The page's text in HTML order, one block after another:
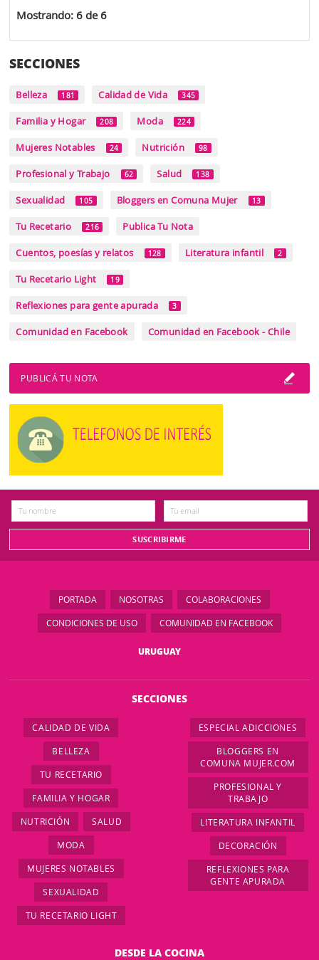
Mostrando: 6 de 6
SECCIONES
Belleza 181 Calidad de Vida 345
Familia y Hogar 208 Moda 224
Mujeres Notables 24 Nutrición 98
Profesional y Trabajo 62 Salud 138
Sexualidad 105 Bloggers en Comuna Mujer 13
Tu Recetario 216 Publica Tu Nota
Cuentos, poesías y relatos 128 Literatura infantil 2
Tu Recetario Light 19
Reflexiones para gente apurada 3
Comunidad en Facebook Comunidad en Facebook - Chile
PUBLICÁ TU NOTA
PORTADA NOSOTRAS COLABORACIONES
CONDICIONES DE USO COMUNIDAD EN FACEBOOK
URUGUAY
SECCIONES
CALIDAD DE VIDA
BELLEZA
TU RECETARIO
FAMILIA Y HOGAR
NUTRICIÓN SALUD
MODA
MUJERES NOTABLES
SEXUALIDAD
TU RECETARIO LIGHT
ESPECIAL ADICCIONES
BLOGGERS EN
COMUNA MUJER.COM
PROFESIONAL Y
TRABAJO
LITERATURA INFANTIL
DECORACIÓN
REFLEXIONES PARA
GENTE APURADA
DESDE LA COCINA